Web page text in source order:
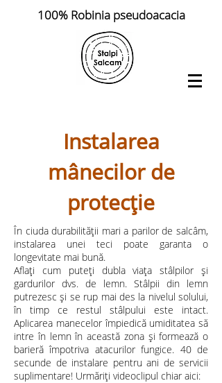
100% Robinia pseudoacacia
Instalarea
mânecilor de
protecție
În ciuda durabilității mari a parilor de salcâm,
instalarea unei teci poate garanta o
longevitate mai bună.
Aflați cum puteți dubla viața stâlpilor și
gardurilor dvs. de lemn. Stâlpii din lemn
putrezesc și se rup mai des la nivelul solului,
în timp ce restul stâlpului este intact.
Aplicarea manecelor împiedică umiditatea să
intre în lemn în această zona și formează o
barieră împotriva atacurilor fungice. 40 de
secunde de instalare pentru ani de servicii
suplimentare! Urmăriți videoclipul chiar aici: